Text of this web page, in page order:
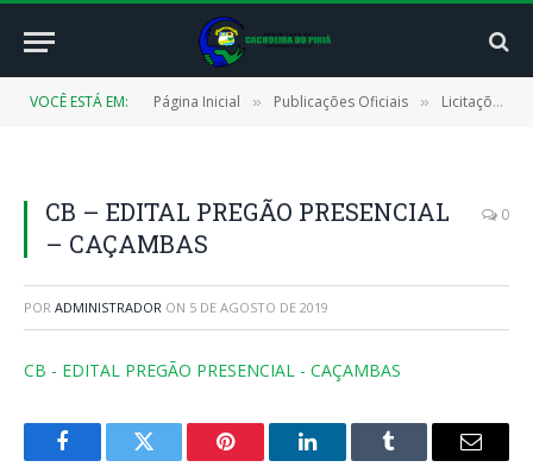
VOCÊ ESTÁ EM: Página Inicial » Publicações Oficiais » Licitações
CB – EDITAL PREGÃO PRESENCIAL
– CAÇAMBAS
0
POR ADMINISTRADOR ON 5 DE AGOSTO DE 2019
CB - EDITAL PREGÃO PRESENCIAL - CAÇAMBAS
FacebookTwitter Pinterest LinkedInTumblr
E-